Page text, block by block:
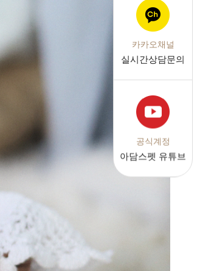
카카오채널
실시간상담문의
공식계정
아담스펫 유튜브